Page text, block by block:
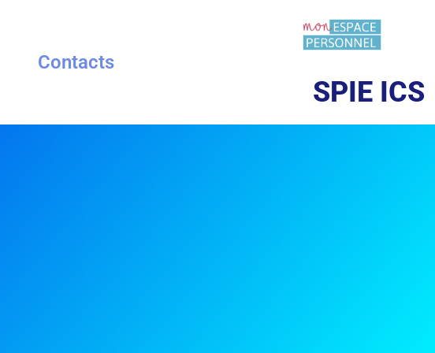
Contacts
SPIE ICS